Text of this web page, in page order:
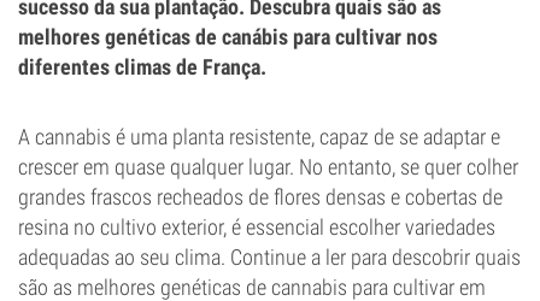
sucesso da sua plantação. Descubra quais são as
melhores genéticas de canábis para cultivar nos
diferentes climas de França.
A cannabis é uma planta resistente, capaz de se adaptar e
crescer em quase qualquer lugar. No entanto, se quer colher
grandes frascos recheados de flores densas e cobertas de
resina no cultivo exterior, é essencial escolher variedades
adequadas ao seu clima. Continue a ler para descobrir quais
são as melhores genéticas de cannabis para cultivar em